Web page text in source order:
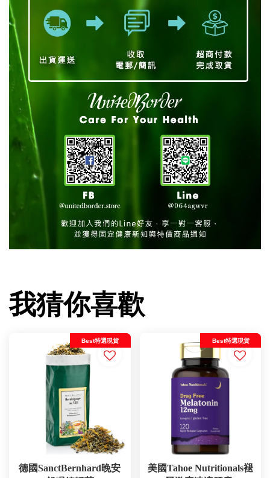
我猜你喜歡
Best特選現貨
德國SanctBernhard晚安
Best特選現貨
美國Tahoe Nutritionals褪